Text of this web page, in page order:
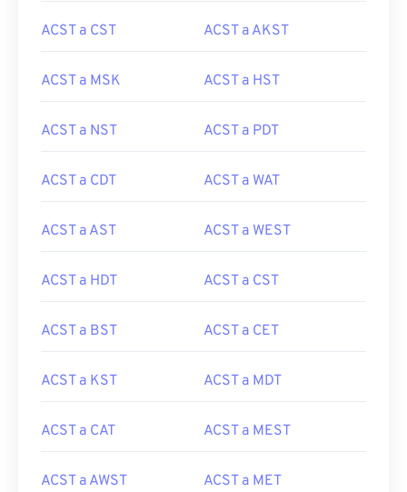
ACST a CST ACST a AKST
ACST a MSK ACST a HST
ACST a NST ACST a PDT
ACST a CDT ACST a WAT
ACST a AST ACST a WEST
ACST a HDT ACST a CST
ACST a BST ACST a CET
ACST a KST ACST a MDT
ACST a CAT ACST a MEST
ACST a AWST ACST a MET